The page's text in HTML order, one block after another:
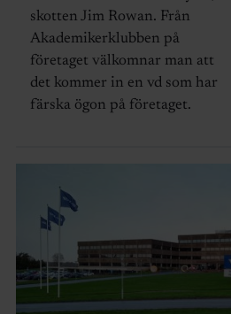
skotten Jim Rowan. Från
Akademikerklubben på
företaget välkomnar man att
det kommer in en vd som har
färska ögon på företaget.